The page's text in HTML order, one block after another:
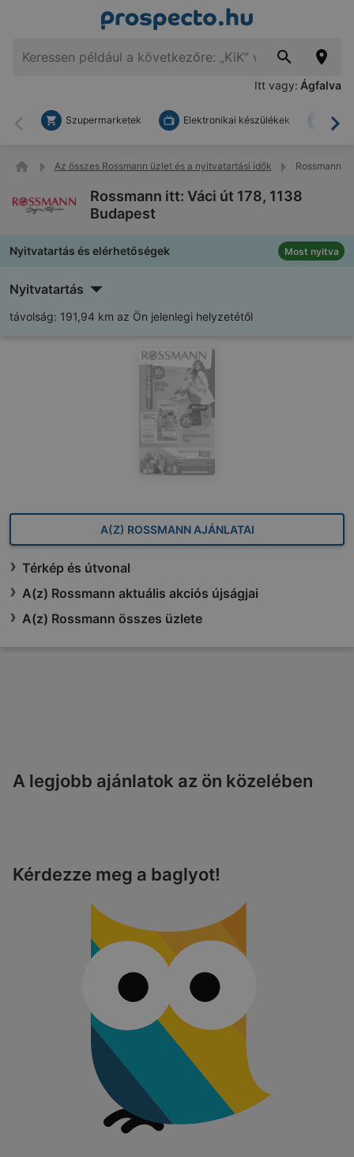
Itt vagy: Ágfalva
Vissza
Szupermarketek Elektronikai készülékek
Az összes Rossmann üzlet és a nyitvatartási idők Rossmann
Rossmann itt: Váci út 178, 1138
Budapest
Nyitvatartás és elérhetőségek Most nyitva
Nyitvatartás
távolság: 191,94 km az Ön jelenlegi helyzetétől
A(Z) ROSSMANN AJÁNLATAI
Térkép és útvonal
A(z) Rossmann aktuális akciós újságjai
A(z) Rossmann összes üzlete
A legjobb ajánlatok az ön közelében
Kérdezze meg a baglyot!